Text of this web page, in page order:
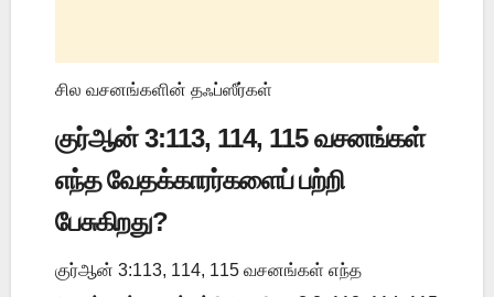
சில வசனங்களின் தஃப்ஸீர்கள்
குர்ஆன் 3:113, 114, 115 வசனங்கள்
எந்த வேதக்காரர்களைப் பற்றி
பேசுகிறது?
குர்ஆன் 3:113, 114, 115 வசனங்கள் எந்த